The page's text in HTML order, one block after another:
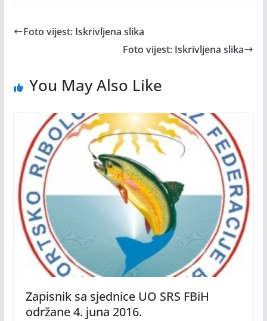
Foto vijest: Iskrivljena slika
Foto vijest: Iskrivljena slika
You May Also Like
Zapisnik sa sjednice UO SRS FBiH
održane 4. juna 2016.